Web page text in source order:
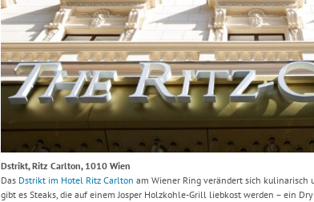
Dstrikt, Ritz Carlton, 1010 Wien
Das Dstrikt im Hotel Ritz Carlton am Wiener Ring verändert sich kulinarisch
gibt es Steaks, die auf einem Josper Holzkohle-Grill liebkost werden – ein